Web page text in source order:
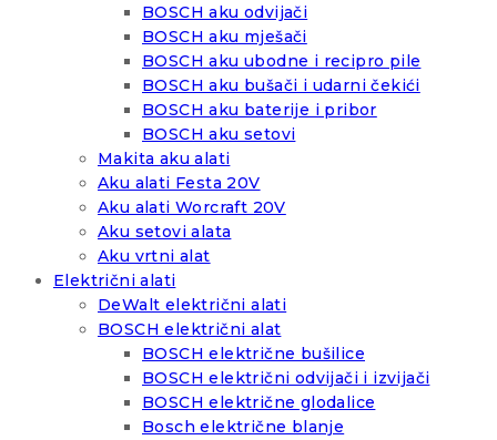
BOSCH aku odvijači
BOSCH aku mješači
BOSCH aku ubodne i recipro pile
BOSCH aku bušači i udarni čekići
BOSCH aku baterije i pribor
BOSCH aku setovi
Makita aku alati
Aku alati Festa 20V
Aku alati Worcraft 20V
Aku setovi alata
Aku vrtni alat
Električni alati
DeWalt električni alati
BOSCH električni alat
BOSCH električne bušilice
BOSCH električni odvijači i izvijači
BOSCH električne glodalice
Bosch električne blanje